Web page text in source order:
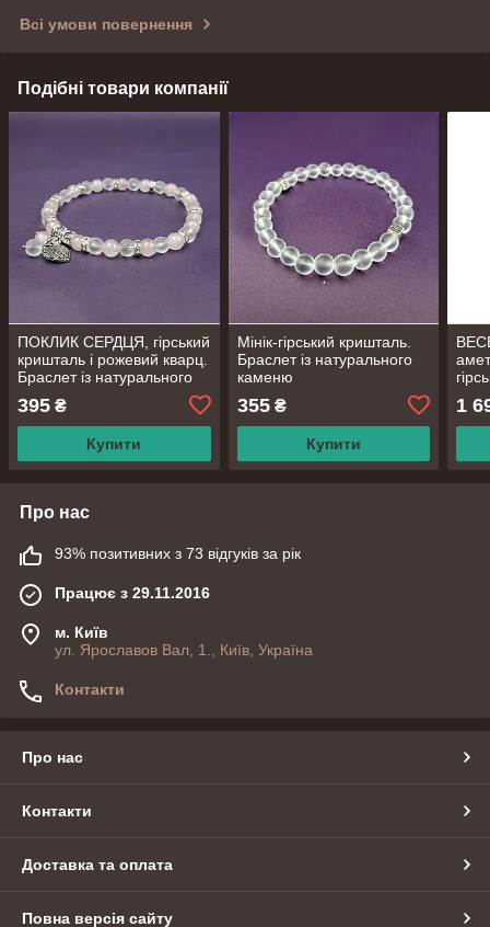
Всі умови повернення
Подібні товари компанії
ПОКЛИК СЕРДЦЯ, гірський
кришталь і рожевий кварц.
Браслет із натурального
395 ₴
Купити
Мінік-гірський кришталь.
Браслет із натурального
каменю
355₴
Купити
1
Про нас
93% позитивних з 73 відгуків за рік
Працює з 29.11.2016
м. Київ
ул. Ярославов Вал, 1., Київ, Україна
Контакти
Про нас
Контакти
Доставка та оплата
Повна версія сайту